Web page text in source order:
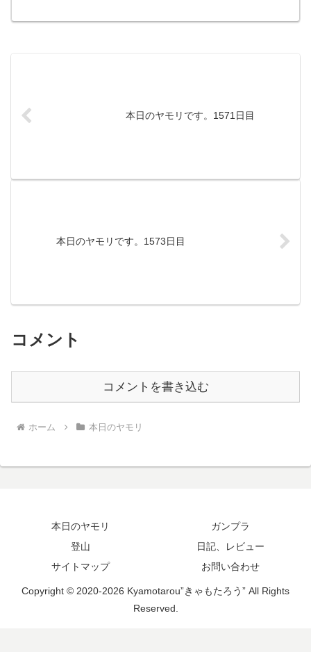
本日のヤモリです。1571日目
本日のヤモリです。1573日目
コメント
コメントを書き込む
ホーム 本日のヤモリ
本日のヤモリ
ガンプラ
登山
日記、レビュー
サイトマップ
お問い合わせ
Copyright © 2020-2026 Kyamotarou”きゃもたろう” All Rights
Reserved.